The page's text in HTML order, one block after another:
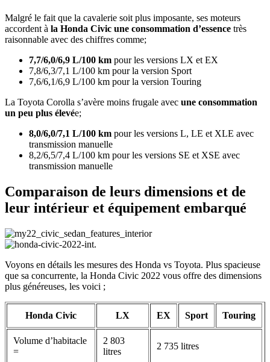
Malgré le fait que la cavalerie soit plus imposante, ses moteurs
accordent à la Honda Civic une consommation d’essence très
raisonnable avec des chiffres comme;
7,7/6,0/6,9 L/100 km pour les versions LX et EX
7,8/6,3/7,1 L/100 km pour la version Sport
7,6/6,1/6,9 L/100 km pour la version Touring
La Toyota Corolla s’avère moins frugale avec une consommation
un peu plus élevée;
8,0/6,0/7,1 L/100 km pour les versions L, LE et XLE avec
transmission manuelle
8,2/6,5/7,4 L/100 km pour les versions SE et XSE avec
transmission manuelle
Comparaison de leurs dimensions et de
leur intérieur et équipement embarqué
Voyons en détails les mesures des Honda vs Toyota. Plus spacieuse
que sa concurrente, la Honda Civic 2022 vous offre des dimensions
plus généreuses, les voici ;
Honda Civic LX EX Sport Touring
Volume d’habitacle
=
2 803
litres
2 735 litres